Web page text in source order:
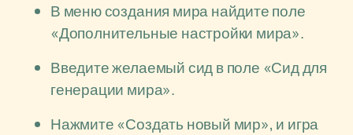
В меню создания мира найдите поле
«Дополнительные настройки мира».
Введите желаемый сид в поле «Сид для
генерации мира».
Нажмите «Создать новый мир», и игра